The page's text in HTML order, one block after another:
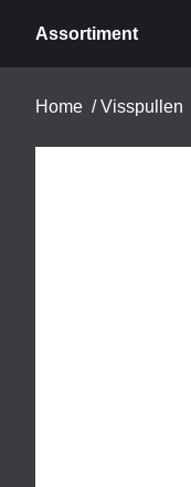
Assortiment
Home /Visspullen